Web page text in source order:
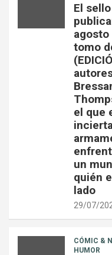
El
tomo
el que
un
quién
lado
29/07/
CÓMIC &
HUMOR